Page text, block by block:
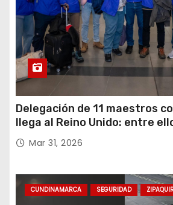
Delegación de 11 maestros
llega al Reino Unido: entre
destacada profesora de Ubaté
Mar 31, 2026
CUNDINAMARCA SEGURIDAD